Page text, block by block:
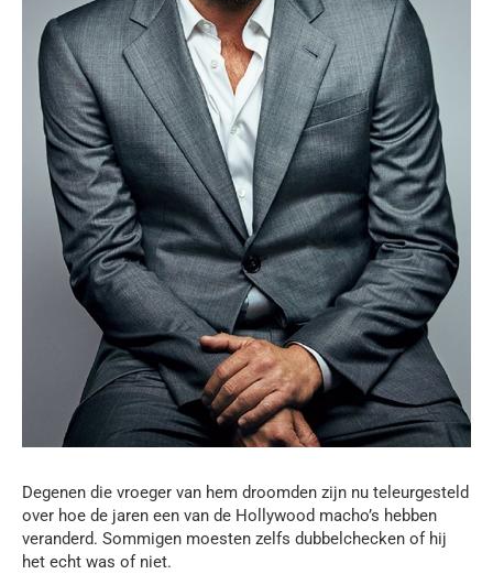
Degenen die vroeger van hem droomden zijn nu teleurgesteld
over hoe de jaren een van de Hollywood macho’s hebben
veranderd. Sommigen moesten zelfs dubbelchecken of hij
het echt was of niet.